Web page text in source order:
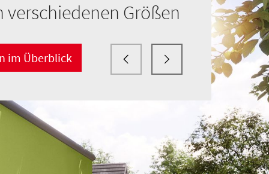
verschiedenen Größen
im Überblick